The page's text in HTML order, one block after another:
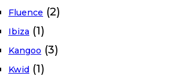
Fluence (2)
Ibiza (1)
Kangoo (3)
Kwid (1)